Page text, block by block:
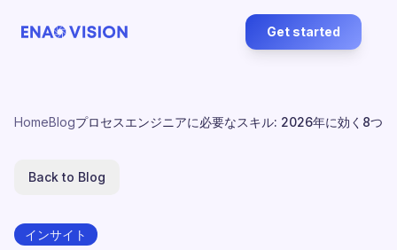
Get started
HomeBlogプロセスエンジニアに必要なスキル: 2026年に効く8つ
Back to Blog
インサイト